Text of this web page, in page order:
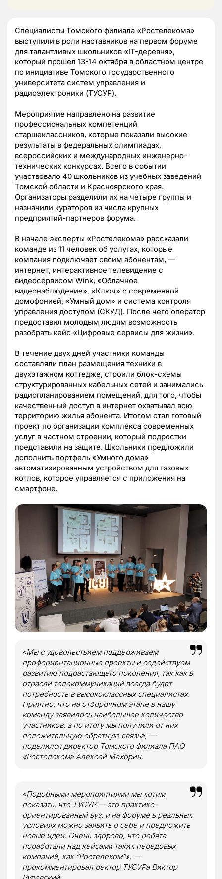
Специалисты Томского филиала «Ростелекома»
выступили в роли наставников на первом форуме
для талантливых школьников «IT-деревня»,
который прошел 13-14 октября в областном центре
по инициативе Томского государственного
университета систем управления и
радиоэлектроники (ТУСУР).
Мероприятие направлено на развитие
профессиональных компетенций
старшеклассников, которые показали высокие
результаты в федеральных олимпиадах,
всероссийских и международных инженерно-
технических конкурсах. Всего в событии
участвовало 40 школьников из учебных заведений
Томской области и Красноярского края.
Организаторы разделили их на четыре группы и
назначили кураторов из числа крупных
предприятий-партнеров форума.
В начале эксперты «Ростелекома» рассказали
команде из 11 человек об услугах, которые
компания подключает своим абонентам, —
интернет, интерактивное телевидение с
видеосервисом Wink, «Облачное
видеонаблюдение», «Ключ» с современной
домофонией, «Умный дом» и система контроля
управления доступом (СКУД). После чего оператор
предоставил молодым людям возможность
разобрать кейс «Цифровые сервисы для жизни».
В течение двух дней участники команды
составляли план размещения техники в
двухэтажном коттедже, строили блок-схемы
структурированных кабельных сетей и занимались
радиопланированием помещений, для того, чтобы
качественный доступ в интернет охватывал всю
территорию жилья абонента. Итогом стал готовый
проект по организации комплекса современных
услуг в частном строении, который подростки
представили на защите. Школьники предложили
дополнить портфель «Умного дома»
автоматизированным устройством для газовых
котлов, которое управляется с приложения на
смартфоне.
«Мы с удовольствием поддерживаем
профориентационные проекты и содействуем
развитию подрастающего поколения, так как в
отрасли телекоммуникаций всегда будет
потребность в высококлассных специалистах.
Приятно, что на отборочном этапе в нашу
команду заявилось наибольшее количество
участников, а по итогу мы получили от них
положительную обратную связь», —
поделился директор Томского филиала ПАО
«Ростелеком» Алексей Махорин.
«Подобными мероприятиями мы хотим
показать, что ТУСУР — это практико-
ориентированный вуз, и на форуме в реальных
условиях можно заявить о себе и предложить
новые идеи. Очень здорово, что ребята
поработали над кейсами таких передовых
компаний, как “Ростелеком”», —
прокомментировал ректор ТУСУРа Виктор